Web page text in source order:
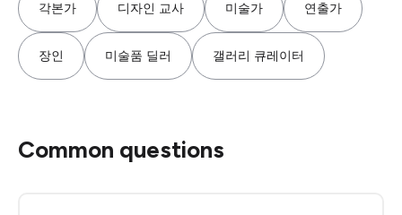
각본가 디자인 교사 미술가 연출가
장인 미술품 딜러 갤러리 큐레이터
Common questions